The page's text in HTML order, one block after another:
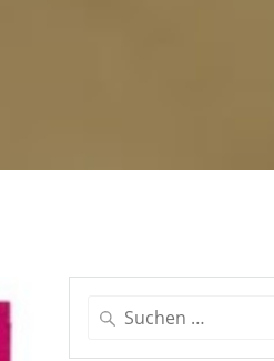
Suchen
nach: